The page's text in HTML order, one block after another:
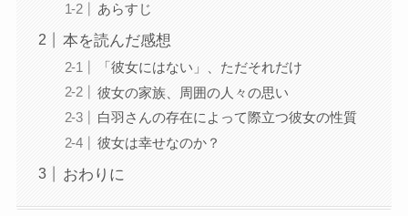
あらすじ
本を読んだ感想
「彼女にはない」、ただそれだけ
彼女の家族、周囲の人々の思い
白羽さんの存在によって際立つ彼女の性質
彼女は幸せなのか？
おわりに